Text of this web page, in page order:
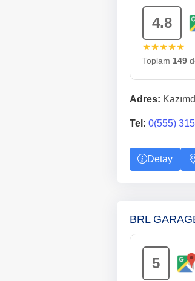
4.8
★★★★★
Toplam 149
Adres:
Tel: 0(555)
Detay
BRL
5